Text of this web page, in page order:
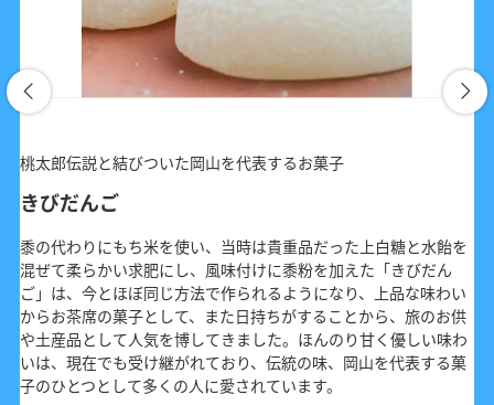
桃太郎伝説と結びついた岡山を代表するお菓子
きびだんご
黍の代わりにもち米を使い、当時は貴重品だった上白糖と水飴を
混ぜて柔らかい求肥にし、風味付けに黍粉を加えた「きびだん
ご」は、今とほぼ同じ方法で作られるようになり、上品な味わい
からお茶席の菓子として、また日持ちがすることから、旅のお供
や土産品として人気を博してきました。ほんのり甘く優しい味わ
いは、現在でも受け継がれており、伝統の味、岡山を代表する菓
子のひとつとして多くの人に愛されています。